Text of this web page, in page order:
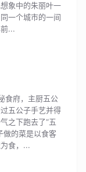
象中的朱丽叶一
一个城市的一间
...
食府，主厨五公
五公子手艺并得
之下跑去了“五
做的菜是以食客
食，...